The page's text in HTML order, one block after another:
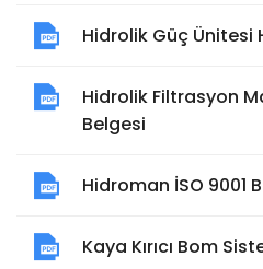
Hidrolik Güç Ünitesi
Hidrolik Filtrasyon
Belgesi
Hidroman İSO 9001
Kaya Kırıcı Bom